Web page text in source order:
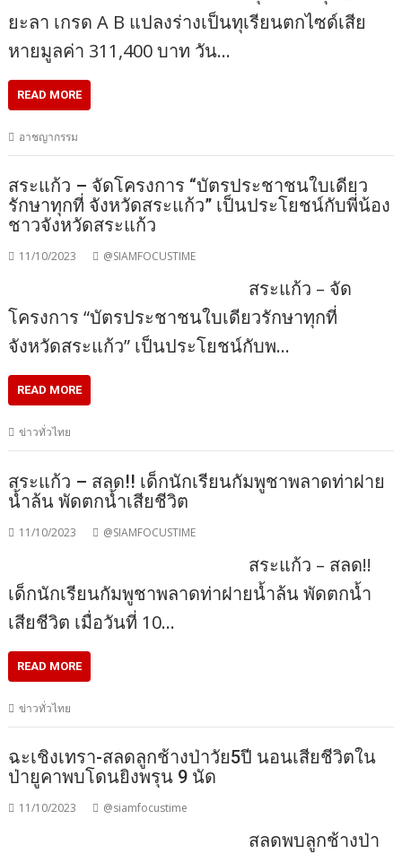
ยะลา เกรด A B แปลงร่างเป็นทุเรียนตกไซด์เสีย
หายมูลค่า 311,400 บาท วัน…
READ MORE
อาชญากรรม
สระแก้ว – จัดโครงการ “บัตรประชาชนใบเดียว
รักษาทุกที่ จังหวัดสระแก้ว” เป็นประโยชน์กับพี่น้อง
ชาวจังหวัดสระแก้ว
11/10/2023 @SIAMFOCUSTIME
สระแก้ว – จัด
โครงการ “บัตรประชาชนใบเดียวรักษาทุกที่
จังหวัดสระแก้ว” เป็นประโยชน์กับพ…
READ MORE
ข่าวทั่วไทย
สระแก้ว – สลด!! เด็กนักเรียนกัมพูชาพลาดท่าฝาย
น้ำล้น พัดตกน้ำเสียชีวิต
11/10/2023 @SIAMFOCUSTIME
สระแก้ว – สลด!!
เด็กนักเรียนกัมพูชาพลาดท่าฝายน้ำล้น พัดตกน้ำ
เสียชีวิต เมื่อวันที่ 10…
READ MORE
ข่าวทั่วไทย
ฉะเชิงเทรา-สลดลูกช้างป่าวัย5ปี นอนเสียชีวิตใน
ป่ายูคาพบโดนยิงพรุน 9 นัด
11/10/2023 @siamfocustime
สลดพบลูกช้างป่า